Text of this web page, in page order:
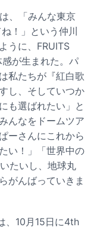
、「みんな東京
！」という仲川
うに、FRUITS
が生まれた。パ
私たちが『紅白歌
し、そしていつか
も選ばれたい」と
んなをドームツア
ーさんにこれから
い！」「世界中の
たいし、地球丸
がんばっていきま
、10月15日に4th